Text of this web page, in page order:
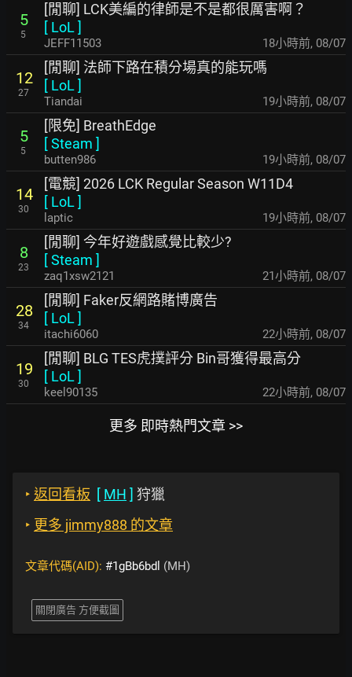
5
5
[閒聊] LCK美編的律師是不是都很厲害啊？
[ LoL ]
JEFF11503 18小時前, 08/07
12
27
[閒聊] 法師下路在積分場真的能玩嗎
[ LoL ]
Tiandai 19小時前, 08/07
5
5
[限免] BreathEdge
[Steam ]
butten986 19小時前, 08/07
14
30
[電競] 2026 LCK Regular Season W11D4
[ LoL ]
laptic 19小時前, 08/07
8
23
[閒聊] 今年好遊戲感覺比較少?
[Steam ]
zaq1xsw2121 21小時前, 08/07
28
34
[閒聊] Faker反網路賭博廣告
[ LoL ]
itachi6060 22小時前, 08/07
19
30
[閒聊] BLG TES虎撲評分 Bin哥獲得最高分
[ LoL ]
keel90135 22小時前, 08/07
更多 即時熱門文章 >>
‣ 返回看板 [ MH ] 狩獵
‣ 更多 jimmy888 的文章
文章代碼(AID): #1gBb6bdl (MH)
關閉廣告 方便截圖